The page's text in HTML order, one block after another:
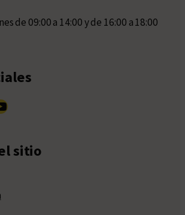
de 09:00 a 14:00 y de 16:00 a 18:00
sitio